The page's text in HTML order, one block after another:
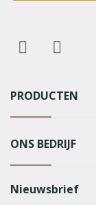
PRODUCTEN
ONS BEDRIJF
Nieuwsbrief